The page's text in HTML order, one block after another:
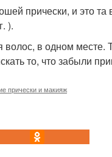
прически, и это та
).
в одном
то, что забыли
прически и макияж